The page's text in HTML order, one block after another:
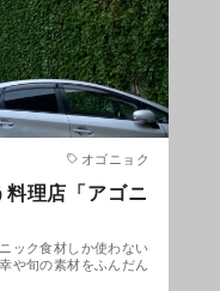
オゴニョク
理店「アゴニ
ック食材しか使わない
や旬の素材をふんだん